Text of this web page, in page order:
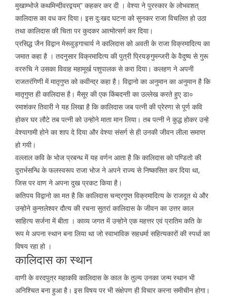
मुखाम्भोजे कथमिन्दीवरद्वयम्” कहकर कर दी । वेश्या ने पुरस्कार के लोभवशत्
कालिदास का वध कर दिया। इस दुःखद घटना को सुनकर राजा विचलित हो उठा
तथा कालिदास की चिता पर कुदकर आत्मोत्सर्ग कर दिया।
प्रसिद्ध जैन विद्वान मेरूवुड्गाचार्य ने कालिदास को अवती के राजा विक्रमादित्य का
जमात कहा है । तदनुसार विक्रमादित्य की पुत्री प्रियङ्गुमन्जरी के वैदुष्य से गुरू
वररुचि ने उसका विवाह महामूर्ख पशुपालक से करा दिया। कलहण ने अपनी
राजतरंगिणी में मातृगुप्त को कवीन्द्र कहा है। विद्वानो का अनुमान का अनुमान है कि
मातृगुप्त ही कालिदास है। मैसूर की एक किंबदन्ती का उल्लेख करते हुए डा०
रमाशंकर तिवारी ने यह लिखा है कि कालिदास जब पत्नी की प्रेरणा से पूर्ण कवि
होकर घर लौटे तब पत्नी को उन्होने माता मान लिया। तब पत्नी ने कुद्ध होकर उन्हे
वेश्यागामी होने का शाप दे दिया और वेश्या संसर्ग से ही उनकी जीवन लीला समाप्त
हो गयी।
वल्लाल कवि के भोज प्रबन्ध में यह वर्णन आता है कि कालिदास को पण्डितो की
दुरार्भसन्धि के फलस्वरूप राजा भोज ने अपने राज्य से निष्कासित कर दिया था,
जिस पर वाण ने अपना दुख प्रकट किया है।
कतिपय विद्वानो का मत है कि कालिदास चन्द्रगुप्त विक्रमादित्य के राजदूत थे और
उन्होने कुन्तलेश्वर दौत्य की रचना सुतरां कालिदास के जीवन का उत्तर काल
साहित्य सर्जना में बीता । काव्य जगत में उन्होने एक महत्तर एवं प्रातिम कति के
रूप मे अपना स्थान बना लिया था जो स्वाभाविक सहधर्मा सहित्यकारों की स्पर्धा का
विषय रहा हो ।
कालिदास का स्थान
वाणी के वरदपुत्र महाकवि कालिदास के काल के तुल्य उनका जन्म स्थान भी
अनिश्चित बना हुआ है। इस विषय पर भी संक्षेपण ही विचार करना समीचीन होगा।